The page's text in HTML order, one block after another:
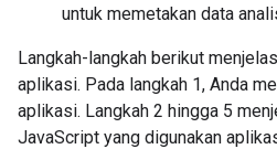
untuk memetakan data
Langkah-langkah berikut
aplikasi. Pada langkah 1, Anda
aplikasi. Langkah 2 hingga 5
JavaScript yang digunakan